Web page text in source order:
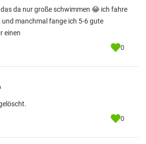
da nur große schwimmen 😂 ich fahre
und manchmal fange ich 5-6 gute
einen
0
0